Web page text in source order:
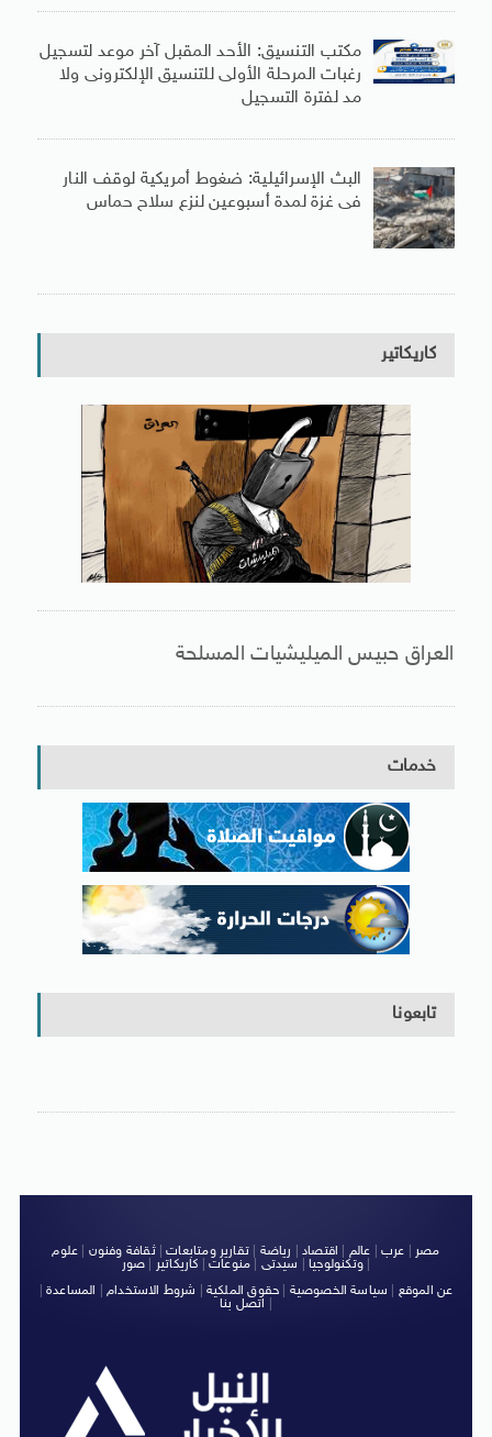
مكتب التنسيق: الأحد المقبل آخر موعد لتسجيل
رغبات المرحلة الأولى للتنسيق الإلكترونى ولا
مد لفترة التسجيل
البث الإسرائيلية: ضغوط أمريكية لوقف النار
فى غزة لمدة أسبوعين لنزع سلاح حماس
كاريكاتير
العراق حبيس الميليشيات المسلحة
خدمات
تابعونا
مصر عرب عالم اقتصاد رياضة |تقارير ومتابعات|ثقافة وفنون
علوم
وتكنولوجيا| سيدتى منوعات كاريكاتير صور
|
عن الموقع
سياسة الخصوصية حقوق الملكية شروط الاستخدام| المساعدة|
اتصل بنا